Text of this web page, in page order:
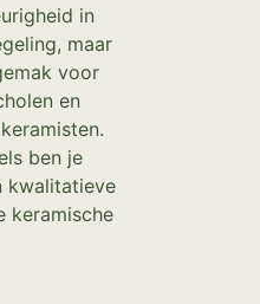
in
maar
voor
en
ben je
kwalitatieve
keramische